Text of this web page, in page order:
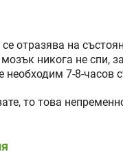
отразява на
никога не спи,
7-8-часов
то това